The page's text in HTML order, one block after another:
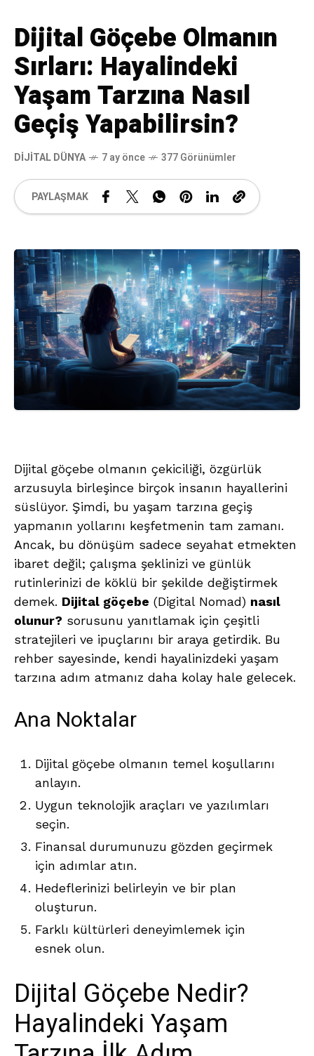
Dijital Göçebe Olmanın
Sırları: Hayalindeki
Yaşam Tarzına Nasıl
Geçiş Yapabilirsin?
DIJITAL DÜNYA 7 ay önce 377 Görünümler
PAYLAŞMAK
Dijital göçebe olmanın çekiciliği, özgürlük
arzusuyla birleşince birçok insanın hayallerini
süslüyor. Şimdi, bu yaşam tarzına geçiş
yapmanın yollarını keşfetmenin tam zamanı.
Ancak, bu dönüşüm sadece seyahat etmekten
ibaret değil; çalışma şeklinizi ve günlük
rutinlerinizi de köklü bir şekilde değiştirmek
demek. Dijital göçebe (Digital Nomad) nasıl
olunur? sorusunu yanıtlamak için çeşitli
stratejileri ve ipuçlarını bir araya getirdik. Bu
rehber sayesinde, kendi hayalinizdeki yaşam
tarzına adım atmanız daha kolay hale gelecek.
Ana Noktalar
Dijital göçebe olmanın temel koşullarını
anlayın.
Uygun teknolojik araçları ve yazılımları
seçin.
Finansal durumunuzu gözden geçirmek
için adımlar atın.
Hedeflerinizi belirleyin ve bir plan
oluşturun.
Farklı kültürleri deneyimlemek için
esnek olun.
Dijital Göçebe Nedir?
Hayalindeki Yaşam